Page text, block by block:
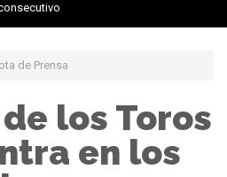
de Prensa
los Toros
en los